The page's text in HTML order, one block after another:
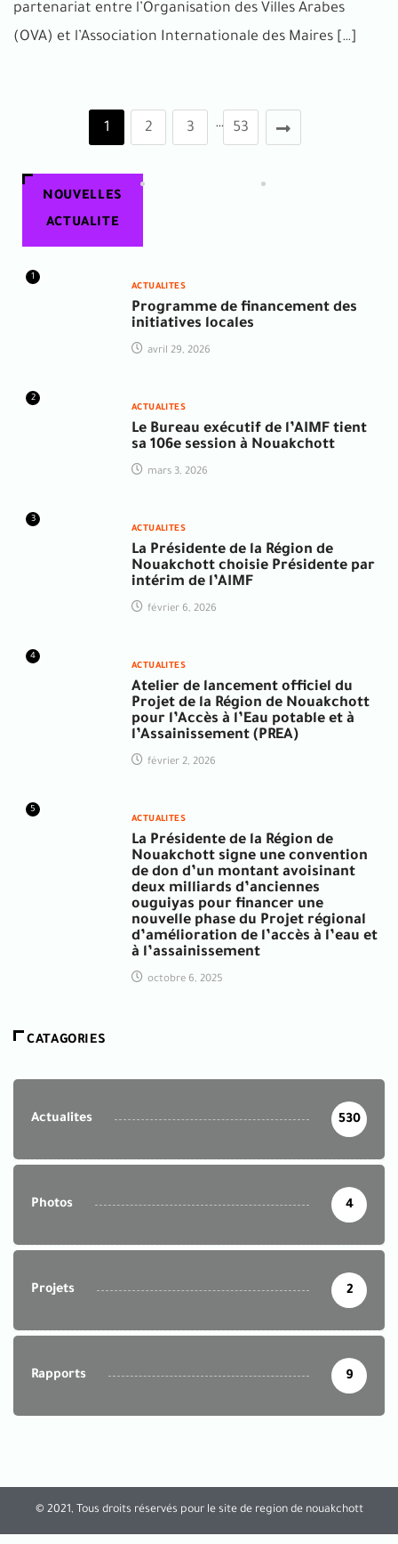
partenariat entre l’Organisation des Villes Arabes
(OVA) et l’Association Internationale des Maires […]
1 2 3 … 53
NOUVELLES
ACTUALITE
1
ACTUALITES
Programme de financement des
initiatives locales
avril 29, 2026
2
ACTUALITES
Le Bureau exécutif de l’AIMF tient
sa 106e session à Nouakchott
mars 3, 2026
3
ACTUALITES
La Présidente de la Région de
Nouakchott choisie Présidente par
intérim de l’AIMF
février 6, 2026
4
ACTUALITES
Atelier de lancement officiel du
Projet de la Région de Nouakchott
pour l’Accès à l’Eau potable et à
l’Assainissement (PREA)
février 2, 2026
5
ACTUALITES
La Présidente de la Région de
Nouakchott signe une convention
de don d’un montant avoisinant
deux milliards d’anciennes
ouguiyas pour financer une
nouvelle phase du Projet régional
d’amélioration de l’accès à l’eau et
à l’assainissement
octobre 6, 2025
CATAGORIES
Actualites 530
Photos 4
Projets 2
Rapports 9
© 2021, Tous droits réservés pour le site de region de nouakchott